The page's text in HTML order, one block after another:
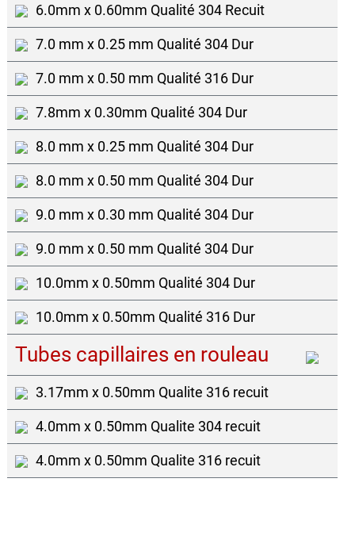
6.0mm x 0.60mm Qualité 304 Recuit
7.0 mm x 0.25 mm Qualité 304 Dur
7.0 mm x 0.50 mm Qualité 316 Dur
7.8mm x 0.30mm Qualité 304 Dur
8.0 mm x 0.25 mm Qualité 304 Dur
8.0 mm x 0.50 mm Qualité 304 Dur
9.0 mm x 0.30 mm Qualité 304 Dur
9.0 mm x 0.50 mm Qualité 304 Dur
10.0mm x 0.50mm Qualité 304 Dur
10.0mm x 0.50mm Qualité 316 Dur
Tubes capillaires en rouleau
3.17mm x 0.50mm Qualite 316 recuit
4.0mm x 0.50mm Qualite 304 recuit
4.0mm x 0.50mm Qualite 316 recuit